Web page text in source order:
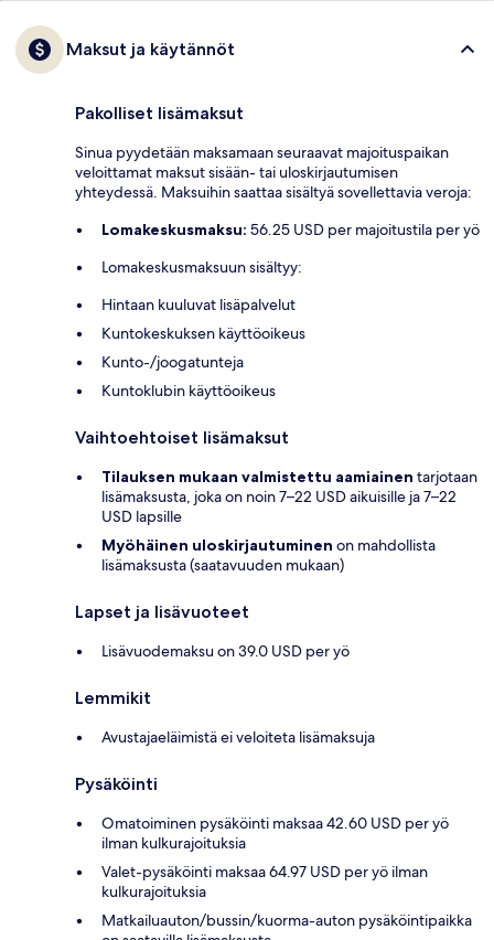
Maksut ja käytännöt
Pakolliset lisämaksut
Sinua pyydetään maksamaan seuraavat majoituspaikan
veloittamat maksut sisään- tai uloskirjautumisen
yhteydessä. Maksuihin saattaa sisältyä sovellettavia veroja:
Lomakeskusmaksu: 56.25 USD per majoitustila per yö
Lomakeskusmaksuun sisältyy:
Hintaan kuuluvat lisäpalvelut
Kuntokeskuksen käyttöoikeus
Kunto-/joogatunteja
Kuntoklubin käyttöoikeus
Vaihtoehtoiset lisämaksut
Tilauksen mukaan valmistettu aamiainen tarjotaan
lisämaksusta, joka on noin 7–22 USD aikuisille ja 7–22
USD lapsille
Myöhäinen uloskirjautuminen on mahdollista
lisämaksusta (saatavuuden mukaan)
Lapset ja lisävuoteet
Lisävuodemaksu on 39.0 USD per yö
Lemmikit
Avustajaeläimistä ei veloiteta lisämaksuja
Pysäköinti
Omatoiminen pysäköinti maksaa 42.60 USD per yö
ilman kulkurajoituksia
Valet-pysäköinti maksaa 64.97 USD per yö ilman
kulkurajoituksia
Matkailuauton/bussin/kuorma-auton pysäköintipaikka